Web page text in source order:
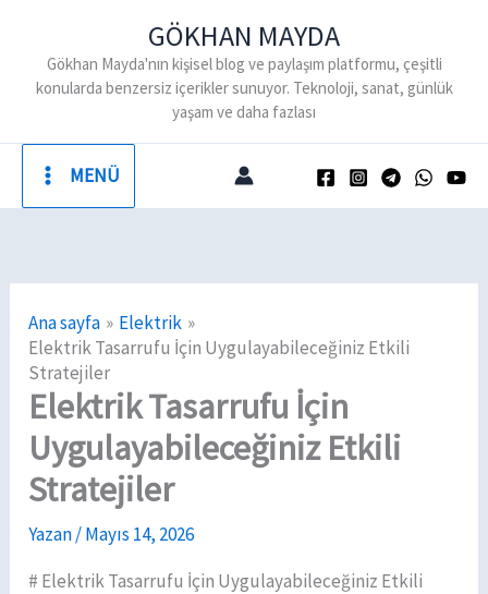
GÖKHAN MAYDA
Gökhan Mayda'nın kişisel blog ve paylaşım platformu, çeşitli
konularda benzersiz içerikler sunuyor. Teknoloji, sanat, günlük
yaşam ve daha fazlası
MENÜ
Ana sayfa
Elektrik
Elektrik Tasarrufu İçin Uygulayabileceğiniz Etkili
Stratejiler
Elektrik Tasarrufu İçin
Uygulayabileceğiniz Etkili
Stratejiler
Yazan/Mayıs 14, 2026
# Elektrik Tasarrufu İçin Uygulayabileceğiniz Etkili